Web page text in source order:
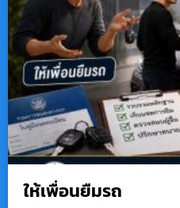
ให้เพื่อนยืมรถ